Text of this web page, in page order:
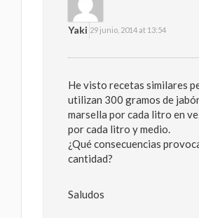
Yaki 29 junio, 2014 at 13:54
He visto recetas similares
utilizan 300 gramos de
marsella por cada litro en
por cada litro y medio.
¿Qué consecuencias
cantidad?
Saludos